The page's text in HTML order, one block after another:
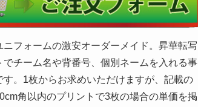
ニフォームの激安オーダーメイド。昇華転写
でチーム名や背番号、個別ネームを入れる事
す。1枚からお求めいただけますが、記載の
角以内のプリントで3枚の場合の単価を掲